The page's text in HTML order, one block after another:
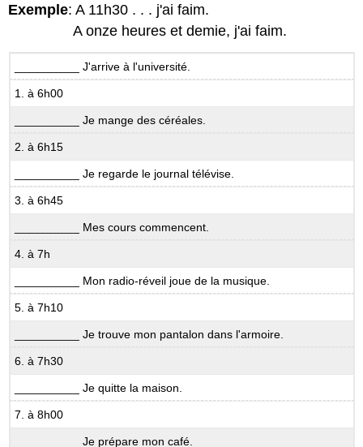
Exemple: A 11h30 . . . j'ai faim.
A onze heures et demie, j'ai faim.
__________ J'arrive à l'université.
1. à 6h00
__________ Je mange des céréales.
2. à 6h15
__________ Je regarde le journal télévise.
3. à 6h45
__________ Mes cours commencent.
4. à 7h
__________ Mon radio-réveil joue de la musique.
5. à 7h10
__________ Je trouve mon pantalon dans l'armoire.
6. à 7h30
__________ Je quitte la maison.
7. à 8h00
__________ Je prépare mon café.